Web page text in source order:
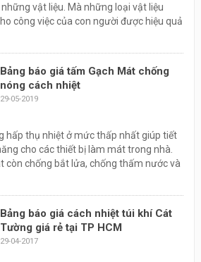
vật liệu. Mà những loại vật liệu
công việc của con người được hiệu quả
Bảng báo giá tấm Gạch Mát chống
nóng cách nhiệt
29-05-2019
hấp thụ nhiệt ở mức thấp nhất giúp tiết
cho các thiết bị làm mát trong nhà.
còn chống bắt lửa, chống thấm nước và
Bảng báo giá cách nhiệt túi khí Cát
Tường giá rẻ tại TP HCM
29-04-2017